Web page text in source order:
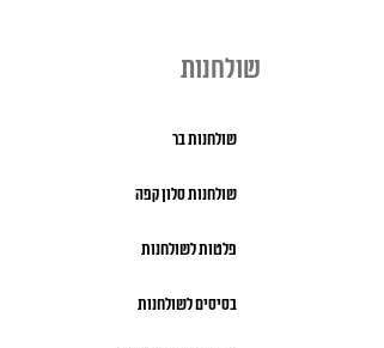
שולחנות
שולחנות בר
שולחנות סלון קפה
פלטות לשולחנות
בסיסים לשולחנות